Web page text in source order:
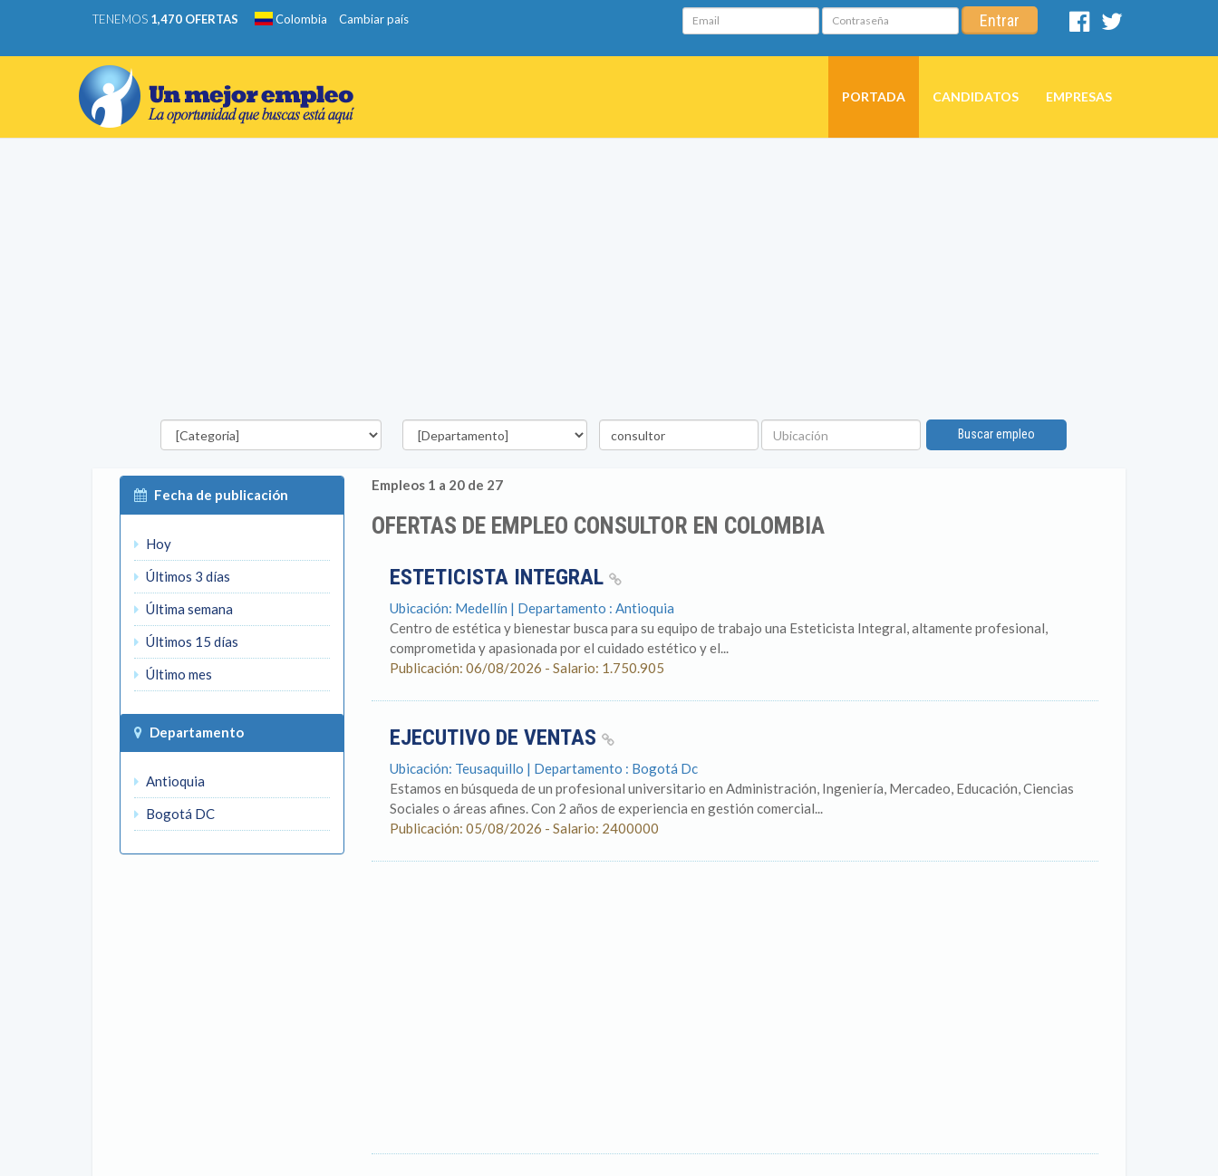
TENEMOS 1,470 OFERTAS Colombia Cambiar país Email Contraseña Entrar
Facebook
PORTADA CANDIDATOS EMPRESAS
Categorías Departamento
Palabra
clave
Ubicación
Buscar empleo
Fecha de publicación
Hoy
Últimos 3 días
Última semana
Últimos 15 días
Último mes
Departamento
Antioquia
Bogotá DC
Empleos 1 a 20 de 27
OFERTAS DE EMPLEO CONSULTOR EN COLOMBIA
ESTETICISTA INTEGRAL
Ubicación: Medellín | Departamento : Antioquia
Centro de estética y bienestar busca para su equipo de trabajo una Esteticista Integral, altamente profesional,
comprometida y apasionada por el cuidado estético y el...
Publicación: 06/08/2026 - Salario: 1.750.905
EJECUTIVO DE VENTAS
Ubicación: Teusaquillo | Departamento : Bogotá Dc
Estamos en búsqueda de un profesional universitario en Administración, Ingeniería, Mercadeo, Educación, Ciencias
Sociales o áreas afines. Con 2 años de experiencia en gestión comercial...
Publicación: 05/08/2026 - Salario: 2400000